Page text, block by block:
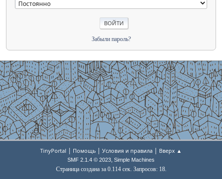
Забыли пароль?
TinyPortal | Помощь | Условия и правила | Вверх ▲
SMF 2.1.4 © 2023, Simple Machines
Страница создана за 0.114 сек. Запросов: 18.